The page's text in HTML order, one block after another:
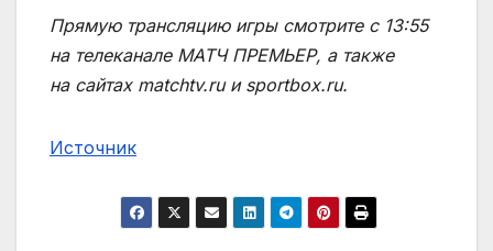
Прямую трансляцию игры смотрите с 13:55
на телеканале МАТЧ ПРЕМЬЕР, а также
на сайтах matchtv.ru и sportbox.ru.
Источник